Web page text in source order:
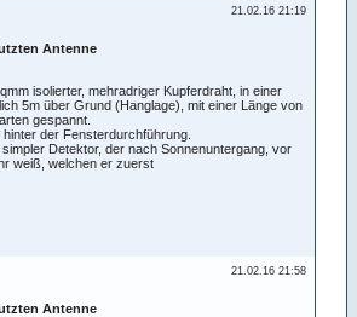
21.02.16 21:19
Antenne
isolierter, mehradriger Kupferdraht, in einer
5m über Grund (Hanglage), mit einer Länge von
gespannt.
der Fensterdurchführung.
Detektor, der nach Sonnenuntergang, vor
weiß, welchen er zuerst
21.02.16 21:58
Antenne